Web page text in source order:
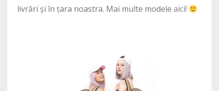
livrări și în țara noastra. Mai multe modele aici!